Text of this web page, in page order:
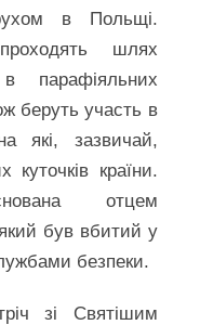
в Польщі.
шлях
парафіяльних
беруть участь в
які, зазвичай,
куточків країни.
отцем
був вбитий у
безпеки.
зі Святішим